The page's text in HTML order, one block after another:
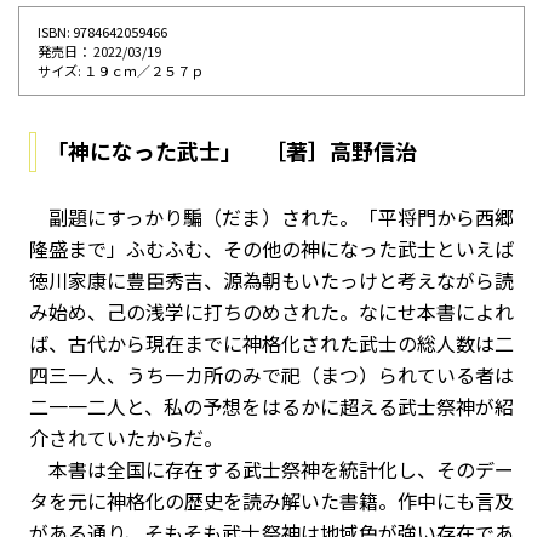
ISBN: 9784642059466
発売⽇： 2022/03/19
サイズ: １９ｃｍ／２５７ｐ
「神になった武士」 ［著］高野信治
副題にすっかり騙（だま）された。「平将門から西郷
隆盛まで」――ふむふむ、その他の神になった武士といえば
徳川家康に豊臣秀吉、源為朝もいたっけと考えながら読
み始め、己の浅学に打ちのめされた。なにせ本書によれ
ば、古代から現在までに神格化された武士の総人数は二
四三一人、うち一カ所のみで祀（まつ）られている者は
二一一二人と、私の予想をはるかに超える武士祭神が紹
介されていたからだ。
本書は全国に存在する武士祭神を統計化し、そのデー
タを元に神格化の歴史を読み解いた書籍。作中にも言及